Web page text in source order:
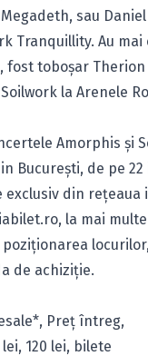
sau
Tranquillity. Au mai
fost toboşar Therion
la Arenele
Amorphis şi
Bucureşti, de pe 22
din reţeaua
, la mai
de achiziţie.
Preţ întreg,
120 lei, bilete